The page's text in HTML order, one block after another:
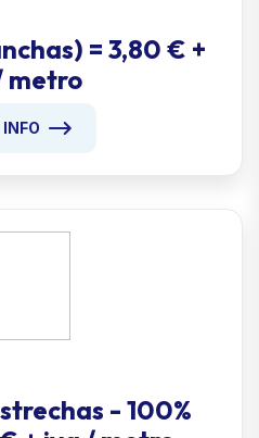
= 3,80 € +
metro
- 100%